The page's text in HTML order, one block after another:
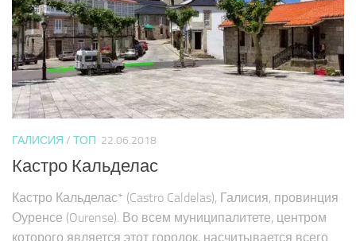
ГАЛИСИЯ / ТОП 22.06.2018
Кастро Кальделас
Кастро Кальделас* (Castro Caldelas), Галисия, провинция
Оуренсе (Ourense). Во всем муниципалитете, центром
которого является этот городок, насчитывается всего